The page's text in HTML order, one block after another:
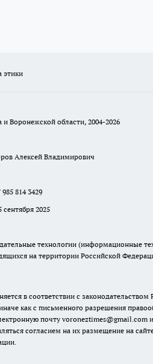
этики
Воронежской области, 2004-2026
Алексей Владимирович
814 3429
2025
технологии (информационные
на территории Российской
в соответствии с
как с письменного разрешения
почту
согласием на их размещение на